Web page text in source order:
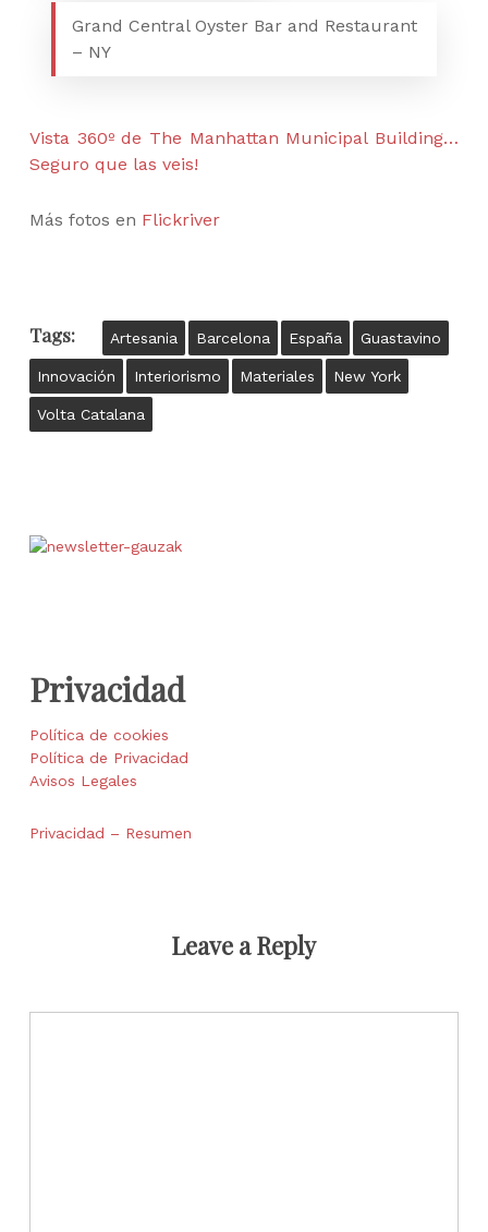
Grand Central Oyster Bar and Restaurant
– NY
Vista 360º de The Manhattan Municipal Building…
Seguro que las veis!
Más fotos en Flickriver
Tags: Artesania Barcelona España Guastavino
Innovación Interiorismo Materiales New York
Volta Catalana
Privacidad
Política de cookies
Política de Privacidad
Avisos Legales
Privacidad – Resumen
Leave a Reply